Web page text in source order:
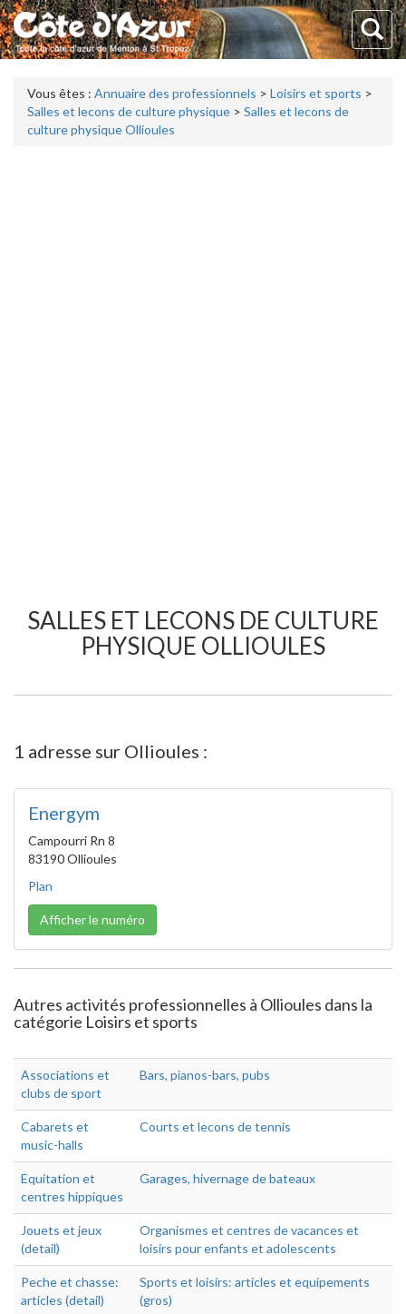
Vous êtes : Annuaire des professionnels > Loisirs et sports >
Salles et lecons de culture physique > Salles et lecons de
culture physique Ollioules
SALLES ET LECONS DE CULTURE
PHYSIQUE OLLIOULES
1 adresse sur Ollioules :
Energym
Campourri Rn 8
83190 Ollioules
Plan
Afficher le numéro
Autres activités professionnelles à Ollioules dans la
catégorie Loisirs et sports
Associations et
clubs de sport
Bars, pianos-bars, pubs
Cabarets et
music-halls
Courts et lecons de tennis
Equitation et
centres hippiques
Garages, hivernage de bateaux
Jouets et jeux
(detail)
Organismes et centres de vacances et
loisirs pour enfants et adolescents
Peche et chasse:
articles (detail)
Sports et loisirs: articles et equipements
(gros)